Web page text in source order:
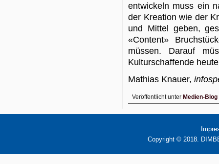
entwickeln muss ein
der Kreation wie der
und Mittel geben,
«Content»
müssen. Darauf
Kulturschaffende
Mathias Knauer,
Veröffentlicht unter Medien-Blog
Copyright © 2018.